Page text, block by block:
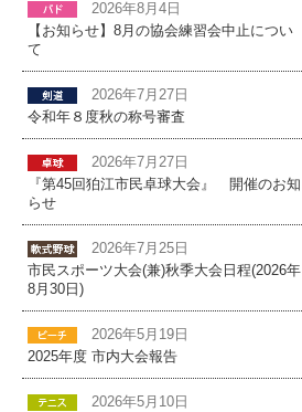
2026年8月4日
【お知らせ】8月の協会練習会中止につい
て
2026年7月27日
令和年８度秋の称号審査
2026年7月27日
『第45回狛江市民卓球大会』 開催のお知
らせ
2026年7月25日
市民スポーツ大会(兼)秋季大会日程(2026年
8月30日)
2026年5月19日
2025年度 市内大会報告
2026年5月10日